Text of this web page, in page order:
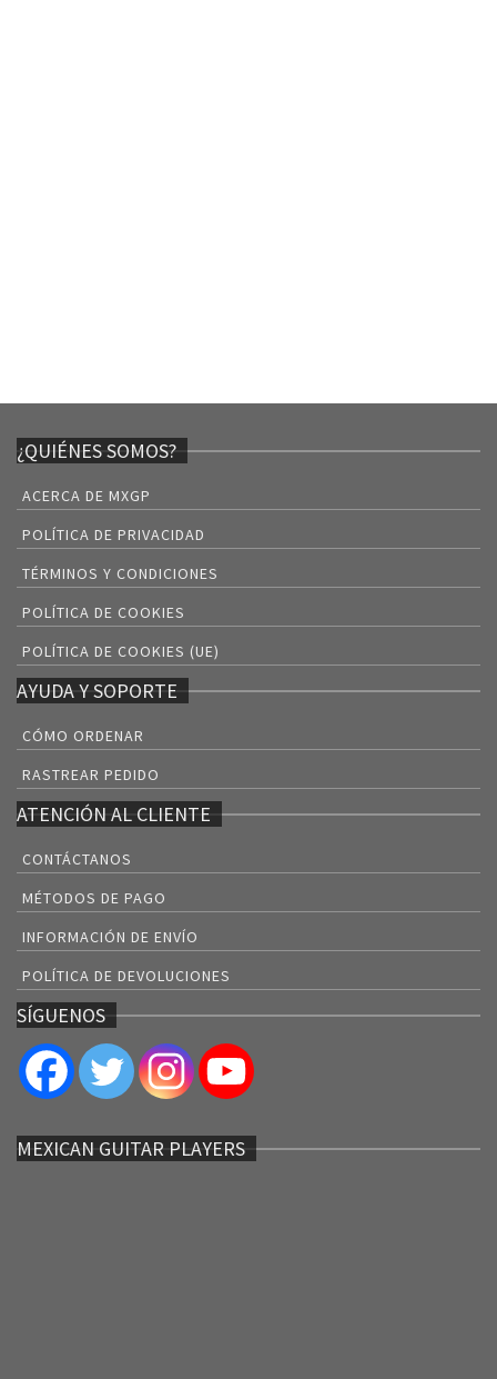
¿QUIÉNES SOMOS?
ACERCA DE MXGP
POLÍTICA DE PRIVACIDAD
TÉRMINOS Y CONDICIONES
POLÍTICA DE COOKIES
POLÍTICA DE COOKIES (UE)
AYUDA Y SOPORTE
CÓMO ORDENAR
RASTREAR PEDIDO
ATENCIÓN AL CLIENTE
CONTÁCTANOS
MÉTODOS DE PAGO
INFORMACIÓN DE ENVÍO
POLÍTICA DE DEVOLUCIONES
SÍGUENOS
MEXICAN GUITAR PLAYERS